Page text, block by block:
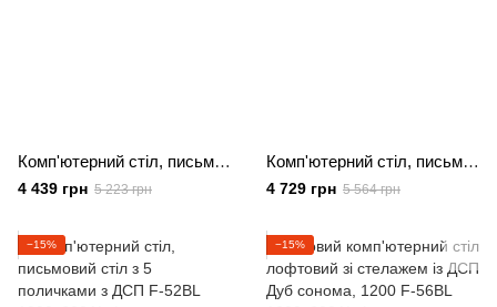
Комп'ютерний стіл, письмовий стіл на 4 полички з ДСП
4 439 грн 5 223 грн
Комп'ютерний стіл, письмовий стіл на 3 полички з ДСП
4 729 грн 5 564 грн
−15% −15%